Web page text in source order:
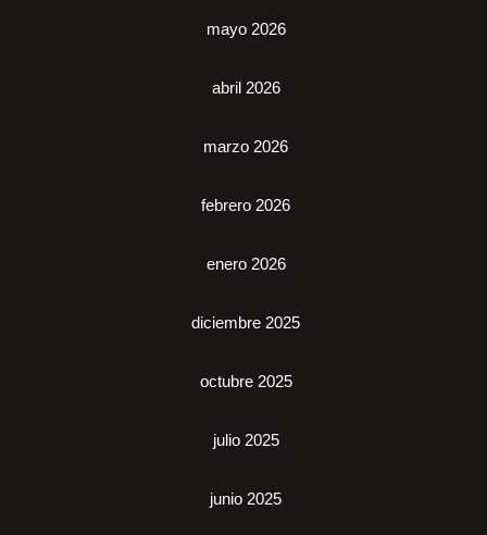
mayo 2026
abril 2026
marzo 2026
febrero 2026
enero 2026
diciembre 2025
octubre 2025
julio 2025
junio 2025